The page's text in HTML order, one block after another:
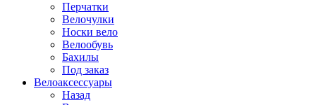
Перчатки
Велочулки
Носки вело
Велообувь
Бахилы
Под заказ
Велоаксессуары
Назад